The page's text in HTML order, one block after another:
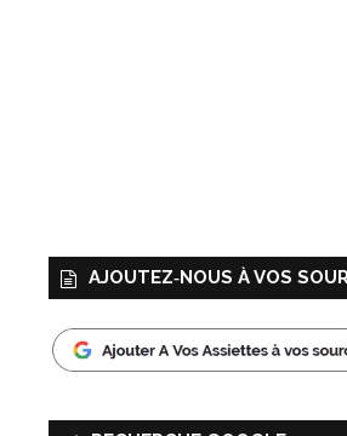
AJOUTEZ‑NOUS À VOS